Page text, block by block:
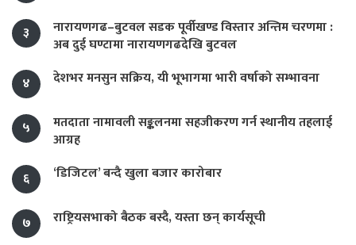
३
नारायणगढ–बुटवल सडक पूर्वीखण्ड विस्तार अन्तिम चरणमा :
अब दुई घण्टामा नारायणगढदेखि बुटवल
४
देशभर मनसुन सक्रिय, यी भूभागमा भारी वर्षाको सम्भावना
५
मतदाता नामावली सङ्कलनमा सहजीकरण गर्न स्थानीय तहलाई
आग्रह
६
‘डिजिटल’ बन्दै खुला बजार कारोबार
७ राष्ट्रियसभाको बैठक बस्दै, यस्ता छन् कार्यसूची